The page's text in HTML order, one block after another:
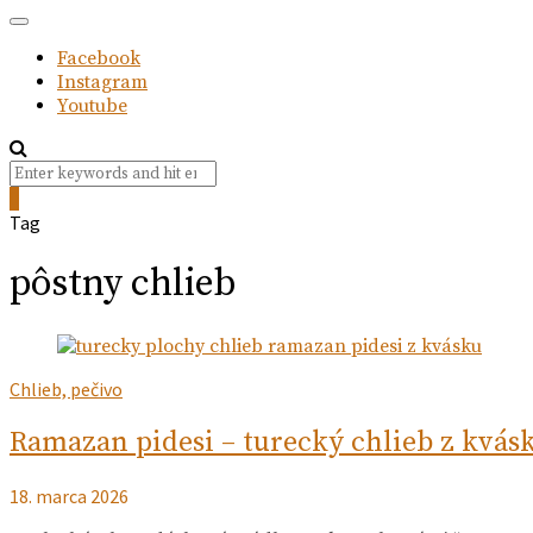
Facebook
Instagram
Youtube
Search
for:
Tag
pôstny chlieb
Chlieb, pečivo
Ramazan pidesi – turecký chlieb z
18. marca 2026